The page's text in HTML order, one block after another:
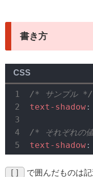
書き方
CSS
/* サンプル */
text-shadow:
/* それぞれの
text-shadow:
[] で囲んだものは